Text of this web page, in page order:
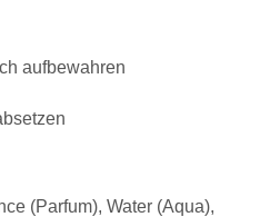
aufbewahren
(Parfum), Water (Aqua),